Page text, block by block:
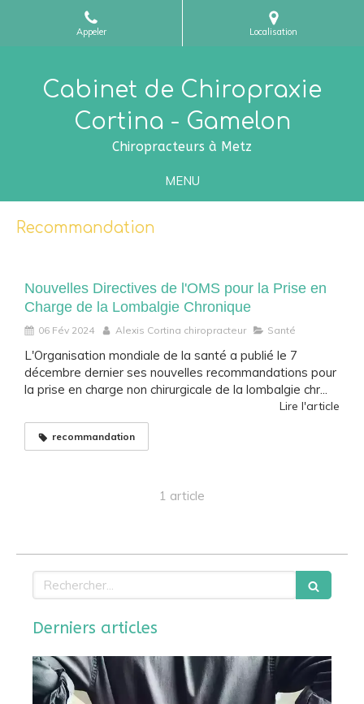
Appeler Localisation
Cabinet de Chiropraxie
Cortina - Gamelon
Chiropracteurs à Metz
MENU
Recommandation
Nouvelles Directives de l'OMS pour la Prise en
Charge de la Lombalgie Chronique
06 Fév 2024 Alexis Cortina chiropracteur Santé
L'Organisation mondiale de la santé a publié le 7
décembre dernier ses nouvelles recommandations pour
la prise en charge non chirurgicale de la lombalgie chr...
Lire l'article
recommandation
1 article
Rechercher
Derniers articles